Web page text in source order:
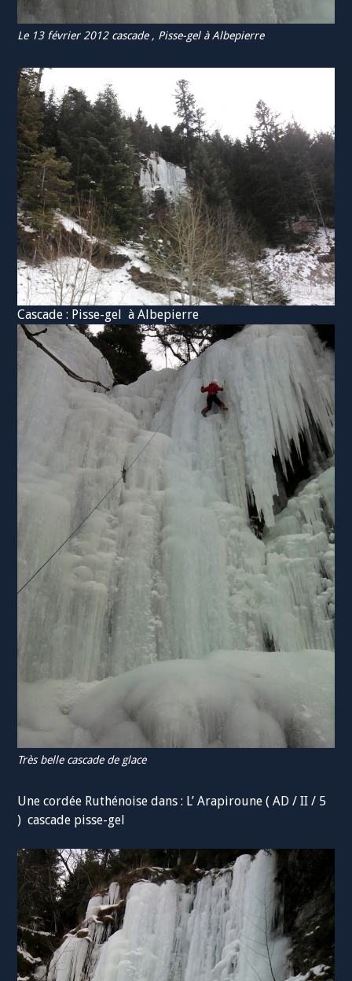
Le 13 février 2012 cascade , Pisse-gel à Albepierre
Cascade : Pisse-gel à Albepierre
Très belle cascade de glace
Une cordée Ruthénoise dans : L’ Arapiroune ( AD / II / 5
) cascade pisse-gel